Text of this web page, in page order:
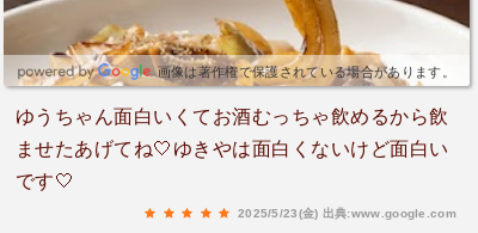
画像は著作権で保護されている場合があります。
ゆうちゃん面白いくてお酒むっちゃ飲めるから飲
ませたあげてね︎🤍ゆきやは面白くないけど面白い
です︎🤍
2025/5/23(金) 出典:www.google.com